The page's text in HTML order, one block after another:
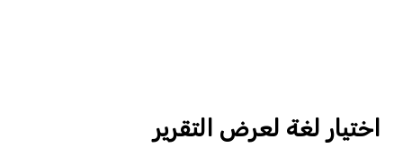
اختيار لغة لعرض التقرير